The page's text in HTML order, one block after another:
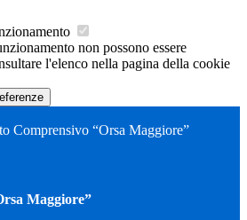
non possono essere
l'elenco nella pagina della cookie
Comprensivo “Orsa Maggiore”
Maggiore”